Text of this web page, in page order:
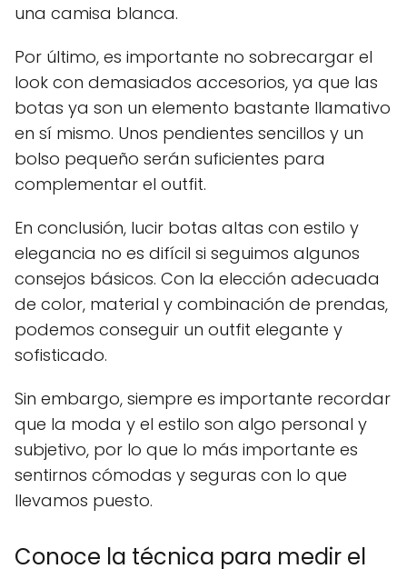
una camisa blanca.
Por último, es importante no sobrecargar el
look con demasiados accesorios, ya que las
botas ya son un elemento bastante llamativo
en sí mismo. Unos pendientes sencillos y un
bolso pequeño serán suficientes para
complementar el outfit.
En conclusión, lucir botas altas con estilo y
elegancia no es difícil si seguimos algunos
consejos básicos. Con la elección adecuada
de color, material y combinación de prendas,
podemos conseguir un outfit elegante y
sofisticado.
Sin embargo, siempre es importante recordar
que la moda y el estilo son algo personal y
subjetivo, por lo que lo más importante es
sentirnos cómodas y seguras con lo que
llevamos puesto.
Conoce la técnica para medir el